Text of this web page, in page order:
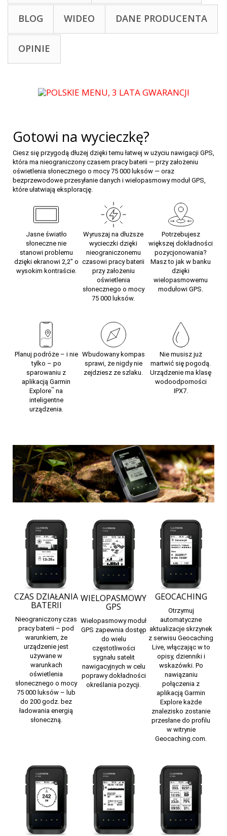
BLOG WIDEO DANE PRODUCENTA
OPINIE
Gotowi na wycieczkę?
Ciesz się przygodą dłużej dzięki temu łatwej w użyciu nawigacji GPS,
która ma nieograniczony czasem pracy baterii — przy założeniu
oświetlenia słonecznego o mocy 75 000 luksów — oraz
bezprzewodowe przesyłanie danych i wielopasmowy moduł GPS,
które ułatwiają eksplorację.
Jasne światło
słoneczne nie
stanowi problemu
dzięki ekranowi 2,2″ o
wysokim kontraście.
Wyruszaj na dłuższe
wycieczki dzięki
nieograniczonemu
czasowi pracy baterii
przy założeniu
oświetlenia
słonecznego o mocy
75 000 luksów.
Potrzebujesz
większej dokładności
pozycjonowania?
Masz to jak w banku
dzięki
wielopasmowemu
modułowi GPS.
Planuj podróże – i nie
tylko – po
sparowaniu z
aplikacją Garmin
Explore™ na
inteligentne
urządzenia.
Wbudowany kompas
sprawi, że nigdy nie
zejdziesz ze szlaku.
Nie musisz już
martwić się pogodą.
Urządzenie ma klasę
wodoodporności
IPX7.
CZAS DZIAŁANIA
BATERII
Nieograniczony czas
pracy baterii – pod
warunkiem, że
urządzenie jest
używane w
warunkach
oświetlenia
słonecznego o mocy
75 000 luksów – lub
do 200 godz. bez
ładowania energią
słoneczną.
WIELOPASMOWY
GPS
Wielopasmowy moduł
GPS zapewnia dostęp
do wielu
częstotliwości
sygnału satelit
nawigacyjnych w celu
poprawy dokładności
określania pozycji.
GEOCACHING
Otrzymuj
automatyczne
aktualizacje skrzynek
z serwisu Geocaching
Live, włączając w to
opisy, dzienniki i
wskazówki. Po
nawiązaniu
połączenia z
aplikacją Garmin
Explore każde
znalezisko zostanie
przesłane do profilu
w witrynie
Geocaching.com.